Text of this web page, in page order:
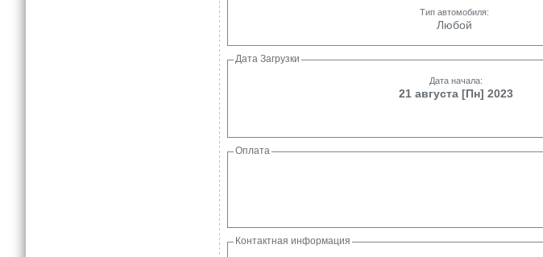
Тип автомобиля:
Любой
Дата Загрузки
Дата начала:
21 августа [Пн] 2023
Оплата
Контактная информация